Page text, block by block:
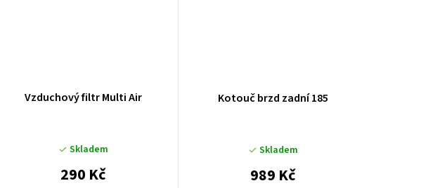
Vzduchový filtr Multi Air
Skladem
290 Kč
Kotouč brzd zadní 185
Skladem
989 Kč